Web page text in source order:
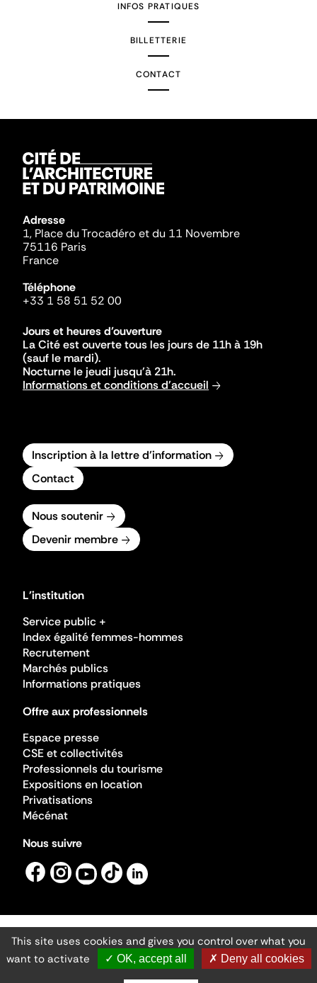
INFOS PRATIQUES
BILLETTERIE
CONTACT
Adresse
1, Place du Trocadéro et du 11 Novembre
75116 Paris
France
Téléphone
+33 1 58 51 52 00
Jours et heures d'ouverture
La Cité est ouverte tous les jours de 11h à 19h
(sauf le mardi).
Nocturne le jeudi jusqu'à 21h.
Informations et conditions d'accueil
Inscription à la lettre d'information
Contact
Nous soutenir
Devenir membre
L'institution
Service public +
Index égalité femmes-hommes
Recrutement
Marchés publics
Informations pratiques
Offre aux professionnels
Espace presse
CSE et collectivités
Professionnels du tourisme
Expositions en location
Privatisations
Mécénat
Nous suivre
Mentions légales
Gestion des cookies
Accessibilité numérique
Ministère de la Culture ©2026
This site uses cookies and gives you control over what you
want to activate
✓ OK, accept all ✗ Deny all cookies